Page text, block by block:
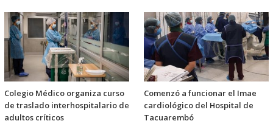
Colegio Médico organiza curso
de traslado interhospitalario de
adultos críticos
Comenzó a funcionar el Imae
cardiológico del Hospital de
Tacuarembó